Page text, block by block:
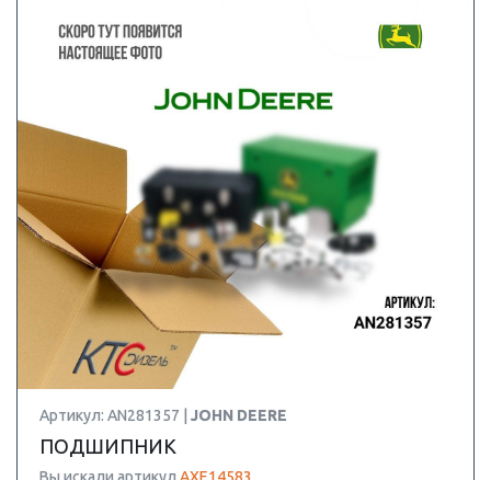
Артикул: AN281357 | JOHN DEERE
ПОДШИПНИК